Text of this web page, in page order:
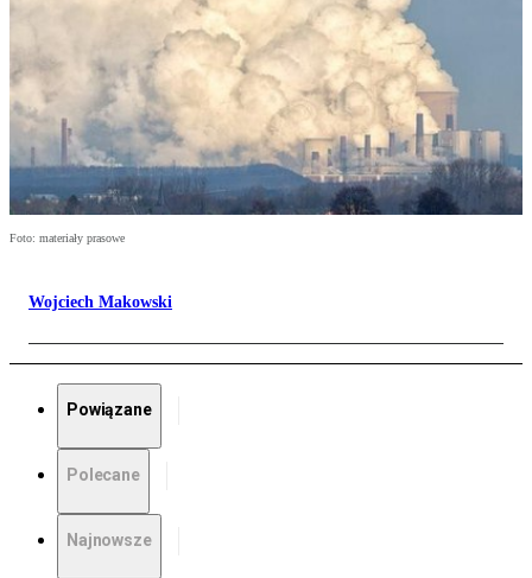
Foto: materiały prasowe
Wojciech Makowski
Powiązane
Polecane
Najnowsze